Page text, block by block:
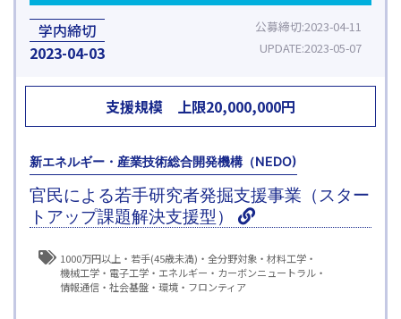
学内締切
2023 04-03
公募締切 2023-04-11
UPDATE 2023-05-07
支援規模 上限20,000,000円
新エネルギー・産業技術総合開発機構（NEDO)
官民による若手研究者発掘支援事業（スター
トアップ課題解決支援型）
1000万円以上 若手(45歳未満) 全分野対象
材料工学
機械工学
電子工学 エネルギー
カーボンニュートラル
情報通信
社会基盤 環境 フロンティア